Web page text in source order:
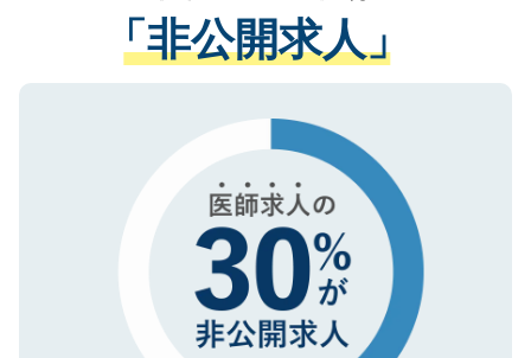
管理基準を満たした事業者のみに付与され
る、プライバシーマークを取得済みです。
で、機密保持に関してもご安心ください。
させていただきます。すぐにご転職をされ
ない方には、長期的なサポートが可能です
ので、まずはご登録ください。
「非公開求人」